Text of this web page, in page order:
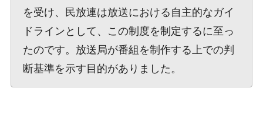
を受け、民放連は放送における自主的なガイ
ドラインとして、この制度を制定するに至っ
たのです。放送局が番組を制作する上での判
断基準を示す目的がありました。